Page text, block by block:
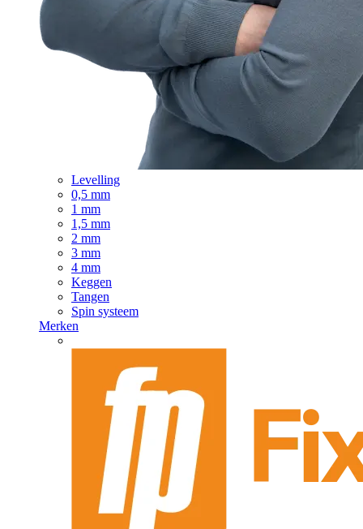
Levelling
0,5 mm
1 mm
1,5 mm
2 mm
3 mm
4 mm
Keggen
Tangen
Spin systeem
Merken